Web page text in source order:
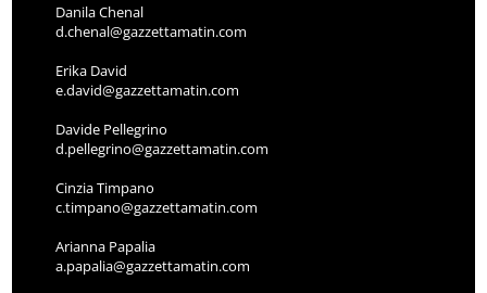
Danila Chenal
d.chenal@gazzettamatin.com
Erika David
e.david@gazzettamatin.com
Davide Pellegrino
d.pellegrino@gazzettamatin.com
Cinzia Timpano
c.timpano@gazzettamatin.com
Arianna Papalia
a.papalia@gazzettamatin.com